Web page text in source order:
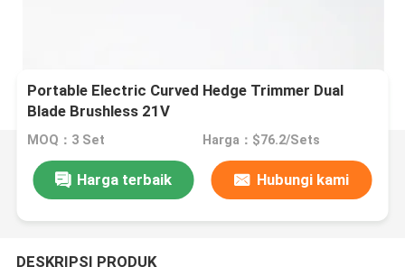
Portable Electric Curved Hedge Trimmer Dual
Blade Brushless 21V
MOQ：3 Set Harga：$76.2/Sets
Harga terbaik Hubungi kami
DESKRIPSI PRODUK